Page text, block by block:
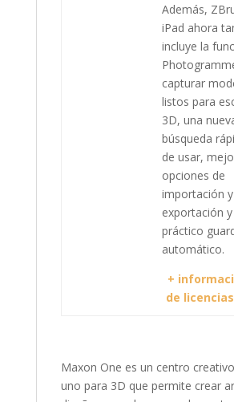
Además,
iPad ahora
incluye la
capturar
listos para
3D, una
búsqueda
de usar,
opciones de
importación y
exportación
práctico
automático.
+
de
Maxon One es un centro
uno para 3D que permite crear